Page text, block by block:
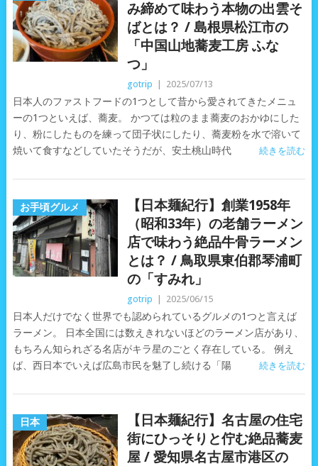
み締めて味わう本物の出雲そ
ばとは？ / 島根県松江市の
「中国山地蕎麦工房 ふな
つ」
gotrip 2025/07/13
日本人のファストフードの1つとして昔から愛されてきたメニュ
ーの1つといえば、蕎麦。 かつては粒のまま蕎麦のおかゆにした
り、粉にしたものを練って団子状にしたり、蕎麦粉を水で溶いて
焼いて食すなどしていたそうだが、安土桃山時代
続きを読む
お手頃グルメ
【日本麺紀行】創業1958年
（昭和33年）の老舗ラーメン
店で味わう絶品牛骨ラーメン
とは？ / 鳥取県東伯郡琴浦町
の「すみれ」
gotrip 2025/06/15
日本人だけでなく世界でも認められているグルメの1つと言えば
ラーメン。 日本全国には数えきれないほどのラーメン店があり、
もちろん知られざる名店がキラ星のごとく存在している。 例え
ば、西日本でいえば広島市民を魅了し続ける「陽
続きを読む
日本
【日本麺紀行】名古屋の住宅
街にひっそりと佇む絶品蕎麦
屋 / 愛知県名古屋市港区の